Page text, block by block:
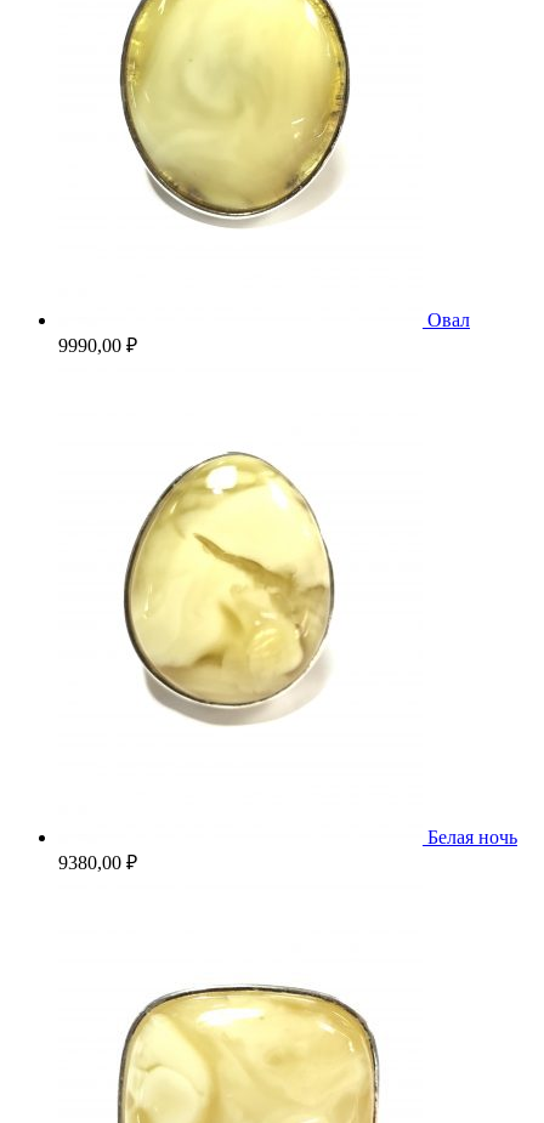
Овал
9990,00 ₽
Белая ночь
9380,00 ₽